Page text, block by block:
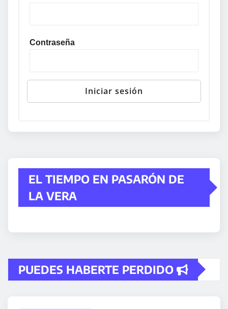
Contraseña
EL TIEMPO EN PASARÓN DE
LA VERA
PUEDES HABERTE PERDIDO